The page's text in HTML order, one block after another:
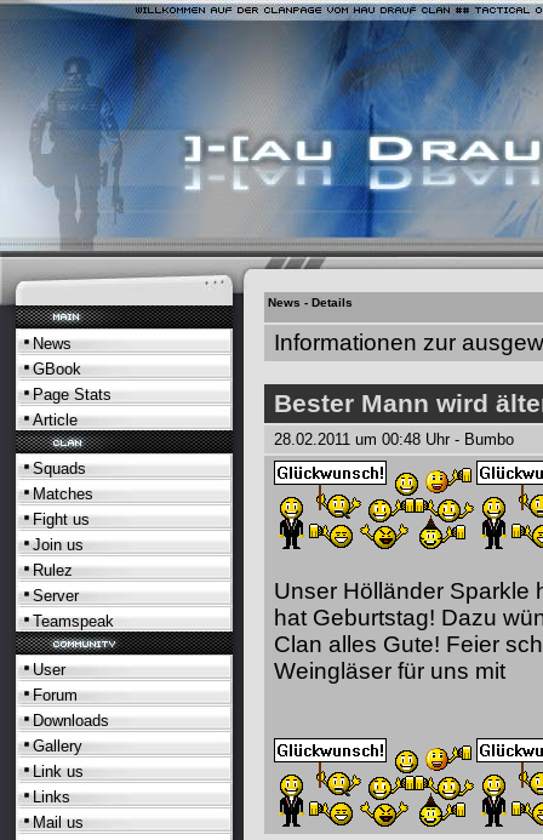
News
GBook
Page Stats
Article
Squads
Matches
Fight us
Join us
Rulez
Server
Teamspeak
User
Forum
Downloads
Gallery
Link us
Links
Mail us
News - Details
Informationen zur
Bester Mann wird
28.02.2011 um 00:48 Uhr - Bumbo
Unser Hölländer Sparkle
hat Geburtstag! Dazu
Clan alles Gute! Feier
Weingläser für uns mit